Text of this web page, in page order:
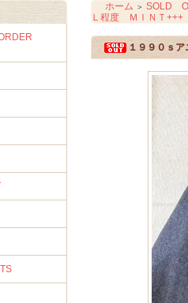
ホーム ＞ SOLD
Ｌ程度 ＭＩＮＴ
１９９０ｓ